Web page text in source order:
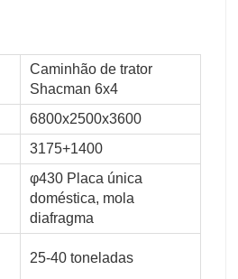
Caminhão de trator
Shacman 6x4
6800x2500x3600
3175+1400
φ430 Placa única
doméstica, mola
diafragma
25-40 toneladas